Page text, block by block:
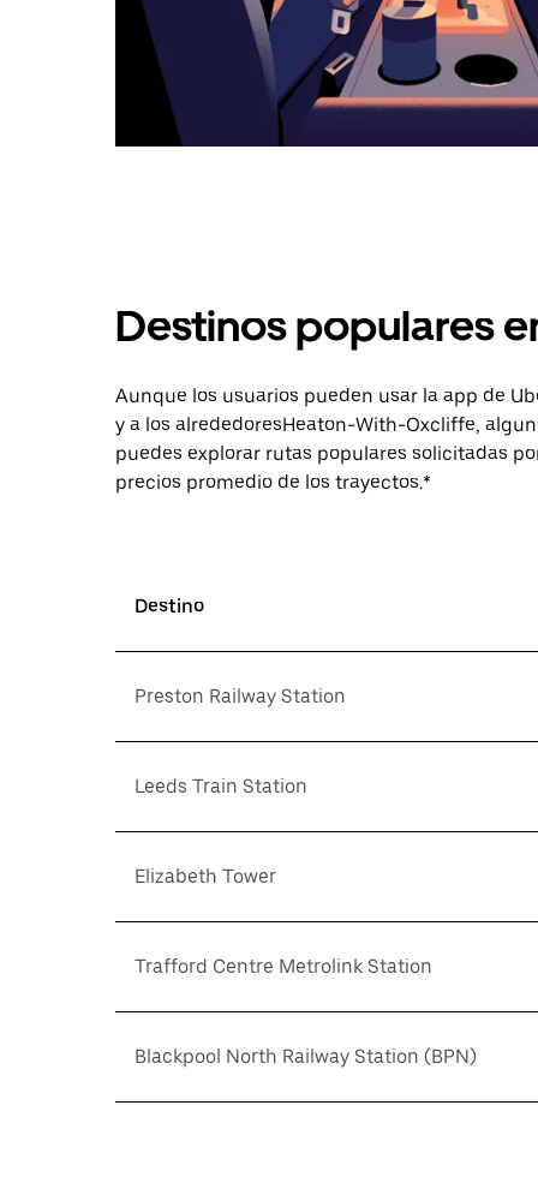
Destinos populares
Aunque los usuarios pueden usar la app de
y a los alrededoresHeaton-With-Oxcliffe,
puedes explorar rutas populares solicitadas
precios promedio de los trayectos.*
Destino
Preston Railway Station
Leeds Train Station
Elizabeth Tower
Trafford Centre Metrolink Station
Blackpool North Railway Station (BPN)